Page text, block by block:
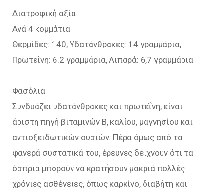
Διατροφική αξία
Aνά 4 κομμάτια
Θερμίδες: 140, Υδατάνθρακες: 14 γραμμάρια,
Πρωτεΐνη: 6.2 γραμμάρια, Λιπαρά: 6,7 γραμμάρια
Φασόλια
Συνδυάζει υδατάνθρακες και πρωτεΐνη, είναι
άριστη πηγή βιταμινών Β, καλίου, μαγνησίου και
αντιοξειδωτικών ουσιών. Πέρα όμως από τα
φανερά συστατικά του, έρευνες δείχνουν ότι τα
όσπρια μπορούν να κρατήσουν μακριά πολλές
χρόνιες ασθένειες, όπως καρκίνο, διαβήτη και